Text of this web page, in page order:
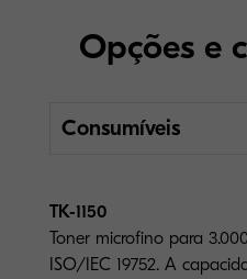
Opções e
Consumíveis
TK-1150
Toner microfino para
ISO/IEC 19752. A